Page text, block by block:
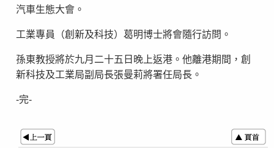
汽車生態大會。
工業專員（創新及科技）葛明博士將會隨行訪問。
孫東教授將於九月二十五日晚上返港。他離港期間，創
新科技及工業局副局長張曼莉將署任局長。
-完-